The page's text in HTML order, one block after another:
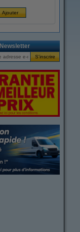
Newsletter